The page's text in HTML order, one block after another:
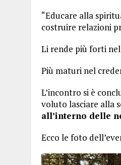
“Educare alla
costruire relazioni
Li rende più forti
Più maturi nel
L’incontro si è
voluto lasciare alla
all’interno delle
Ecco le foto